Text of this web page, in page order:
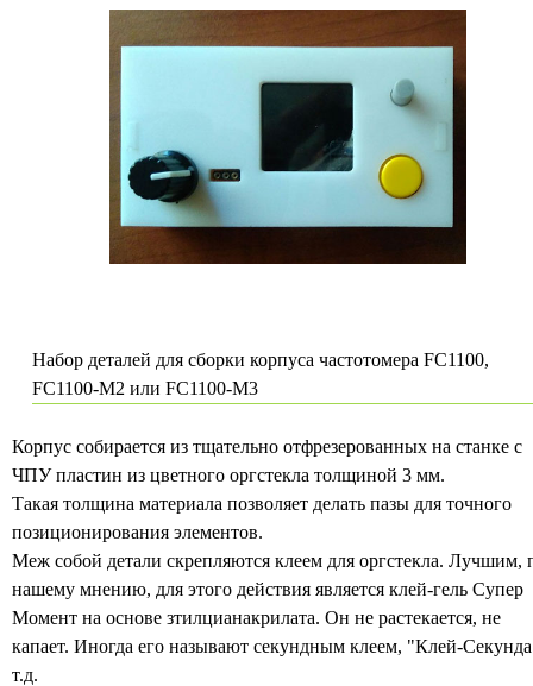
Набор деталей для сборки корпуса частотомера FC1100,
FC1100-M2 или FC1100-M3
Корпус собирается из тщательно отфрезерованных на станке с
ЧПУ пластин из цвeтного оргстекла толщиной 3 мм.
Такая толщина материала позволяет делать пазы для точного
позиционирования элементов.
Меж собой детали скрепляются клеем для оргстекла. Лучшим,
нашему мнению, для этого действия является клей-гель Супер
Момент на основе зтилцианакрилата. Он не растекается, не
капает. Иногда его называют секундным клеем, "Клей-
т.д.